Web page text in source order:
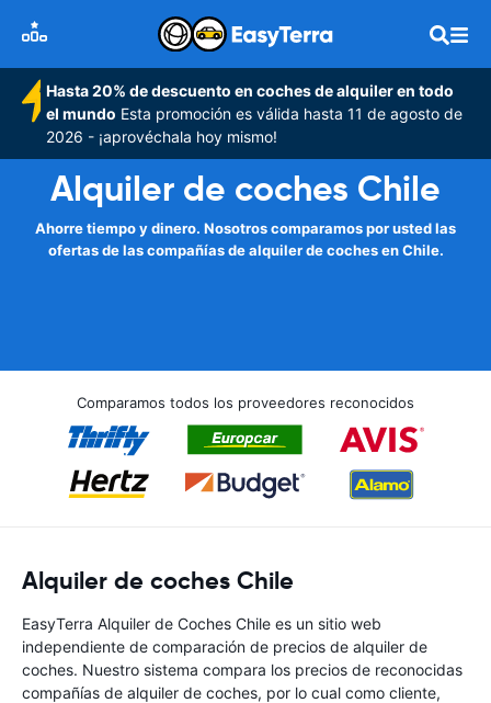
Hasta 20% de descuento en coches de alquiler en todo
el mundo Esta promoción es válida hasta 11 de agosto de
2026 - ¡aprovéchala hoy mismo!
Alquiler de coches Chile
Ahorre tiempo y dinero. Nosotros comparamos por usted las
ofertas de las compañías de alquiler de coches en Chile.
Comparamos todos los proveedores reconocidos
Alquiler de coches Chile
EasyTerra Alquiler de Coches Chile es un sitio web
independiente de comparación de precios de alquiler de
coches. Nuestro sistema compara los precios de reconocidas
compañías de alquiler de coches, por lo cual como cliente,